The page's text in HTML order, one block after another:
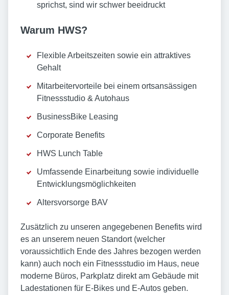
sprichst, sind wir schwer beeidruckt
Warum HWS?
Flexible Arbeitszeiten sowie ein attraktives
Gehalt
Mitarbeitervorteile bei einem ortsansässigen
Fitnessstudio & Autohaus
BusinessBike Leasing
Corporate Benefits
HWS Lunch Table
Umfassende Einarbeitung sowie individuelle
Entwicklungsmöglichkeiten
Altersvorsorge BAV
Zusätzlich zu unseren angegebenen Benefits wird
es an unserem neuen Standort (welcher
voraussichtlich Ende des Jahres bezogen werden
kann) auch noch ein Fitnessstudio im Haus, neue
moderne Büros, Parkplatz direkt am Gebäude mit
Ladestationen für E-Bikes und E-Autos geben.